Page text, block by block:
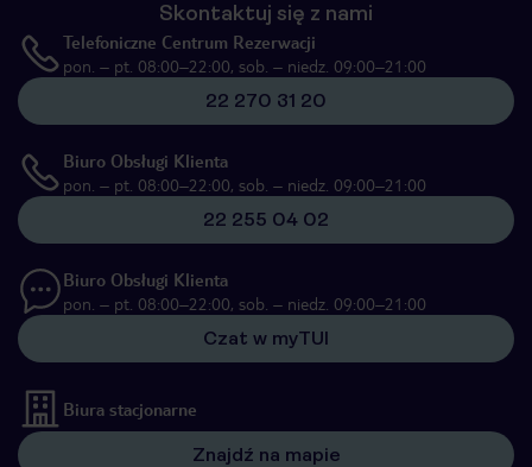
Skontaktuj się z nami
Telefoniczne Centrum Rezerwacji
pon. – pt. 08:00–22:00, sob. – niedz. 09:00–21:00
22 270 31 20
Biuro Obsługi Klienta
pon. – pt. 08:00–22:00, sob. – niedz. 09:00–21:00
22 255 04 02
Biuro Obsługi Klienta
pon. – pt. 08:00–22:00, sob. – niedz. 09:00–21:00
Czat w myTUI
Biura stacjonarne
Znajdź na mapie